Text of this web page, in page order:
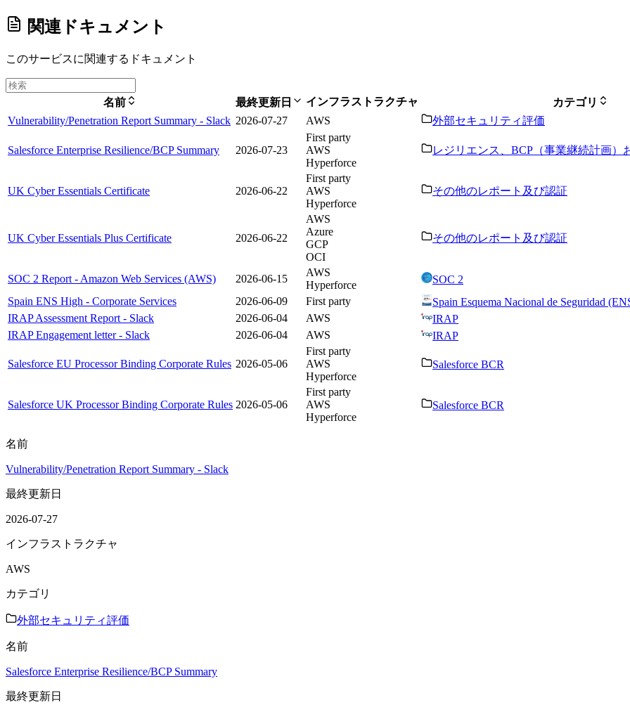
関連ドキュメント
このサービスに関連するドキュメント
名前 最終更新日 インフラストラクチャ
カテゴリ
Vulnerability/Penetration Report Summary - Slack 2026-07-27 AWS 外部セキュリティ評価
Salesforce Enterprise Resilience/BCP Summary 2026-07-23
First party
AWS
Hyperforce
レジリエンス、BCP（事業継続計画）
UK Cyber Essentials Certificate 2026-06-22
First party
AWS
Hyperforce
その他のレポート及び認証
UK Cyber Essentials Plus Certificate 2026-06-22
AWS
Azure
GCP
OCI
その他のレポート及び認証
SOC 2 Report - Amazon Web Services (AWS) 2026-06-15
AWS
Hyperforce
SOC 2
Spain ENS High - Corporate Services
2026-06-09 First party
Spain Esquema Nacional de Seguridad
IRAP Assessment Report - Slack
2026-06-04 AWS
IRAP
IRAP Engagement letter - Slack
2026-06-04 AWS IRAP
Salesforce EU Processor Binding Corporate Rules 2026-05-06
First party
AWS
Hyperforce
Salesforce BCR
Salesforce UK Processor Binding Corporate Rules 2026-05-06
First party
AWS
Hyperforce
Salesforce BCR
名前
Vulnerability/Penetration Report Summary - Slack
最終更新日
2026-07-27
インフラストラクチャ
AWS
カテゴリ
外部セキュリティ評価
名前
Salesforce Enterprise Resilience/BCP Summary
最終更新日